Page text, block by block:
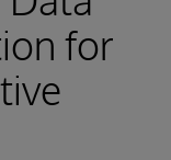
for